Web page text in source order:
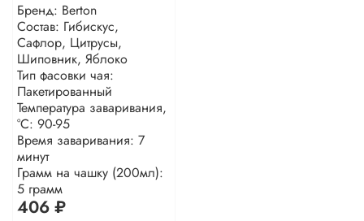
Бренд: Berton
Состав: Гибискус,
Сафлор, Цитрусы,
Шиповник, Яблоко
Тип фасовки чая:
Пакетированный
Температура заваривания,
°С: 90-95
Время заваривания: 7
минут
Грамм на чашку (200мл):
5 грамм
406 ₽